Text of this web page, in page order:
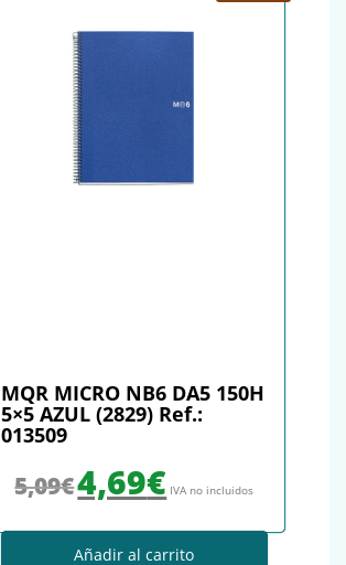
MQR MICRO NB6 DA5 150H
5×5 AZUL (2829) Ref.:
013509
5,09€4,69€ IVA no incluidos
Añadir al carrito